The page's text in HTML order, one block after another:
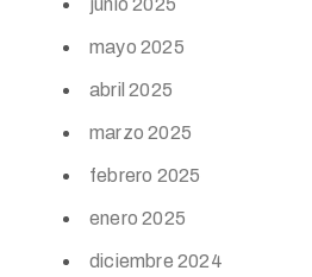
junio 2025
mayo 2025
abril 2025
marzo 2025
febrero 2025
enero 2025
diciembre 2024